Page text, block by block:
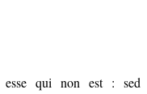
esse qui non est : sed